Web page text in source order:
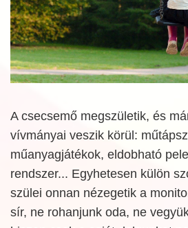
A csecsemő megszületik, és
vívmányai veszik körül:
műanyagjátékok, eldobható
rendszer... Egyhetesen külön
szülei onnan nézegetik a
sír, ne rohanjunk oda, ne